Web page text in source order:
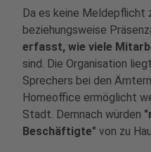
Da es keine Meldepflicht
beziehungsweise
erfasst, wie viele
sind. Die Organisation
Sprechers bei den
Homeoffice ermöglicht
Stadt. Demnach würden
Beschäftigte" von zu